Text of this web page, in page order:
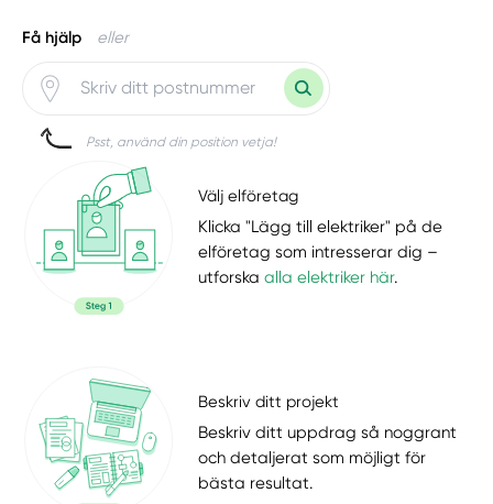
Få hjälp eller
Psst, använd din position vetja!
Välj elföretag
Klicka "Lägg till elektriker" på de
elföretag som intresserar dig –
utforskaalla elektriker här.
Beskriv ditt projekt
Beskriv ditt uppdrag så noggrant
och detaljerat som möjligt för
bästa resultat.